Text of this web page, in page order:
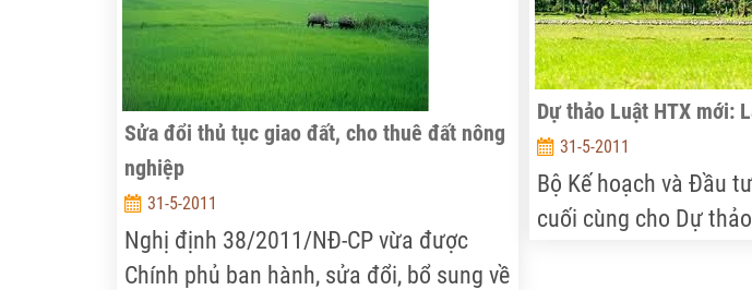
Sửa đổi thủ tục giao đất, cho thuê đất nông
nghiệp
31-5-2011
Nghị định 38/2011/NĐ-CP vừa được
Chính phủ ban hành, sửa đổi, bổ sung về
Dự thảo Luật HTX mới:
31-5-2011
Bộ Kế hoạch và Đầu
cuối cùng cho Dự